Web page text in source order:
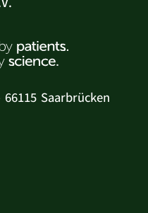
Saarbrücken